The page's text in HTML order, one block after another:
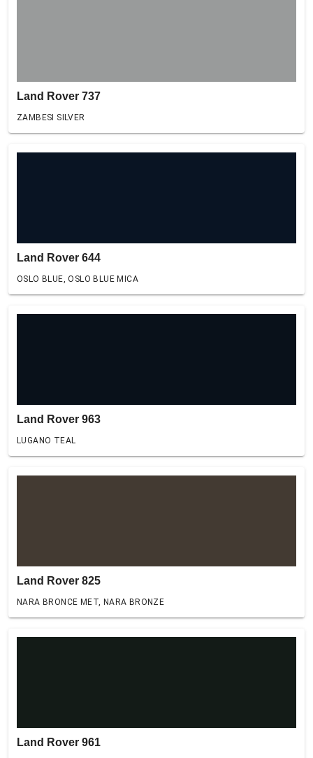
Land Rover 737
ZAMBESI SILVER
Land Rover 644
OSLO BLUE, OSLO BLUE MICA
Land Rover 963
LUGANO TEAL
Land Rover 825
NARA BRONCE MET, NARA BRONZE
Land Rover 961